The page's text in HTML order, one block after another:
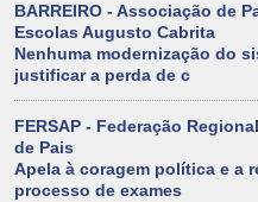
BARREIRO - Associação de
Escolas Augusto Cabrita
Nenhuma modernização do
justificar a perda de c
FERSAP - Federação
de Pais
Apela à coragem política e a
processo de exames